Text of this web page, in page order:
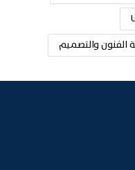
الفنون والتصميم